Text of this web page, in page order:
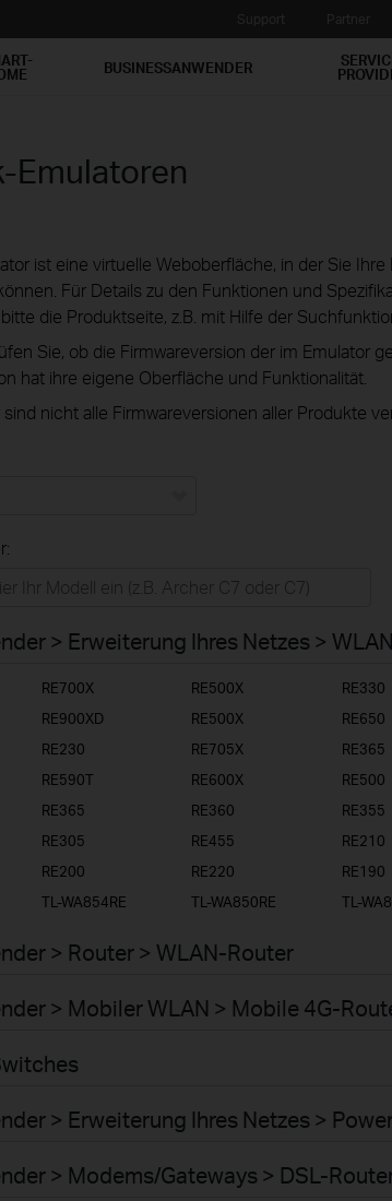
BUSINESSANWENDER
Emulatoren
ist eine virtuelle Weboberfläche, in der Sie
Für Details zu den Funktionen und
die Produktseite, z.B. mit Hilfe der
Sie, ob die Firmwareversion der im Emulator
hat ihre eigene Oberfläche und Funktionalität.
nicht alle Firmwareversionen aller Produkte
> Erweiterung Ihres Netzes >
RE700X RE500X RE330
RE900XD RE500X RE650
RE230 RE705X RE365
RE590T RE600X RE500
RE365 RE360 RE355
RE305 RE455 RE210
RE200 RE220 RE190
TL-WA854RE TL-WA850RE TL-
> Router > WLAN-Router
> Mobiler WLAN > Mobile 4G-
> Erweiterung Ihres Netzes >
> Modems/Gateways > DSL-